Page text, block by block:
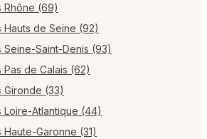
Rhône (69)
Hauts de Seine (92)
Seine-Saint-Denis (93)
Pas de Calais (62)
Gironde (33)
Loire-Atlantique (44)
Haute-Garonne (31)